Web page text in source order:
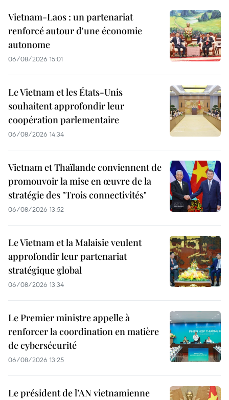
Vietnam-Laos : un partenariat
renforcé autour d'une économie
autonome
06/08/2026 15:01
Le Vietnam et les États-Unis
souhaitent approfondir leur
coopération parlementaire
06/08/2026 14:34
Vietnam et Thaïlande conviennent de
promouvoir la mise en œuvre de la
stratégie des "Trois connectivités"
06/08/2026 13:52
Le Vietnam et la Malaisie veulent
approfondir leur partenariat
stratégique global
06/08/2026 13:34
Le Premier ministre appelle à
renforcer la coordination en matière
de cybersécurité
06/08/2026 13:25
Le président de l’AN vietnamienne